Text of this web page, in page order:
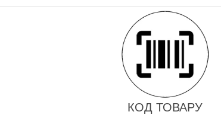
КОД ТОВАРУ